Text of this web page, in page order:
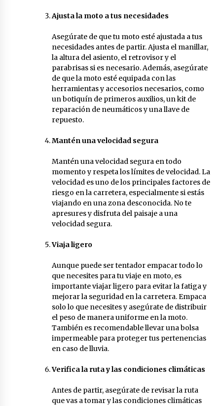
Ajusta la moto a tus necesidades
Asegúrate de que tu moto esté ajustada a tus
necesidades antes de partir. Ajusta el manillar,
la altura del asiento, el retrovisor y el
parabrisas si es necesario. Además, asegúrate
de que la moto esté equipada con las
herramientas y accesorios necesarios, como
un botiquín de primeros auxilios, un kit de
reparación de neumáticos y una llave de
repuesto.
Mantén una velocidad segura
Mantén una velocidad segura en todo
momento y respeta los límites de velocidad. La
velocidad es uno de los principales factores de
riesgo en la carretera, especialmente si estás
viajando en una zona desconocida. No te
apresures y disfruta del paisaje a una
velocidad segura.
Viaja ligero
Aunque puede ser tentador empacar todo lo
que necesites para tu viaje en moto, es
importante viajar ligero para evitar la fatiga y
mejorar la seguridad en la carretera. Empaca
solo lo que necesites y asegúrate de distribuir
el peso de manera uniforme en la moto.
También es recomendable llevar una bolsa
impermeable para proteger tus pertenencias
en caso de lluvia.
Verifica la ruta y las condiciones climáticas
Antes de partir, asegúrate de revisar la ruta
que vas a tomar y las condiciones climáticas